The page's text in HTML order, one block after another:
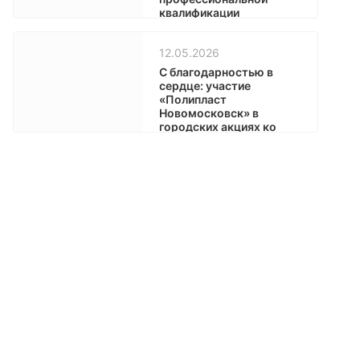
квалификации
12.05.2026
С благодарностью в
сердце: участие
«Полипласт
Новомосковск» в
городских акциях ко